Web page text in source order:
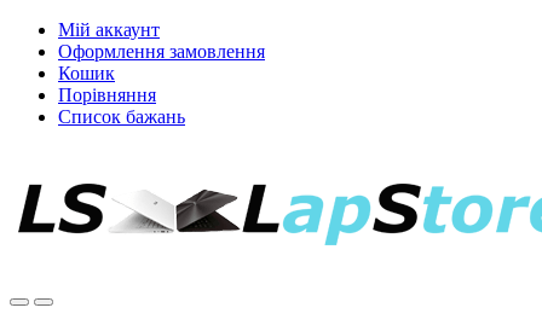
Мій аккаунт
Оформлення замовлення
Кошик
Порівняння
Список бажань